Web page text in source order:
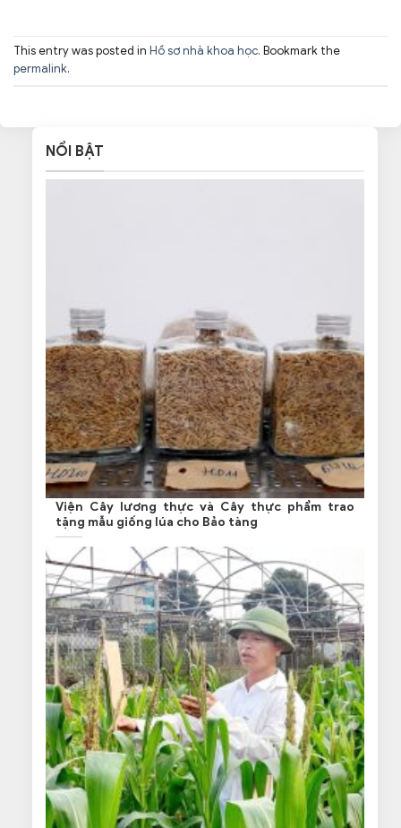
This entry was posted in Hồ sơ nhà khoa học. Bookmark the
permalink.
NỔI BẬT
Viện Cây lương thực và Cây thực phẩm trao
tặng mẫu giống lúa cho Bảo tàng